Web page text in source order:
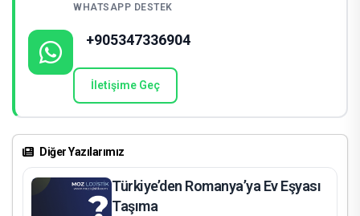
WHATSAPP DESTEK
+905347336904
İletişime Geç
Diğer Yazılarımız
Türkiye’den Romanya’ya Ev Eşyası
Taşıma